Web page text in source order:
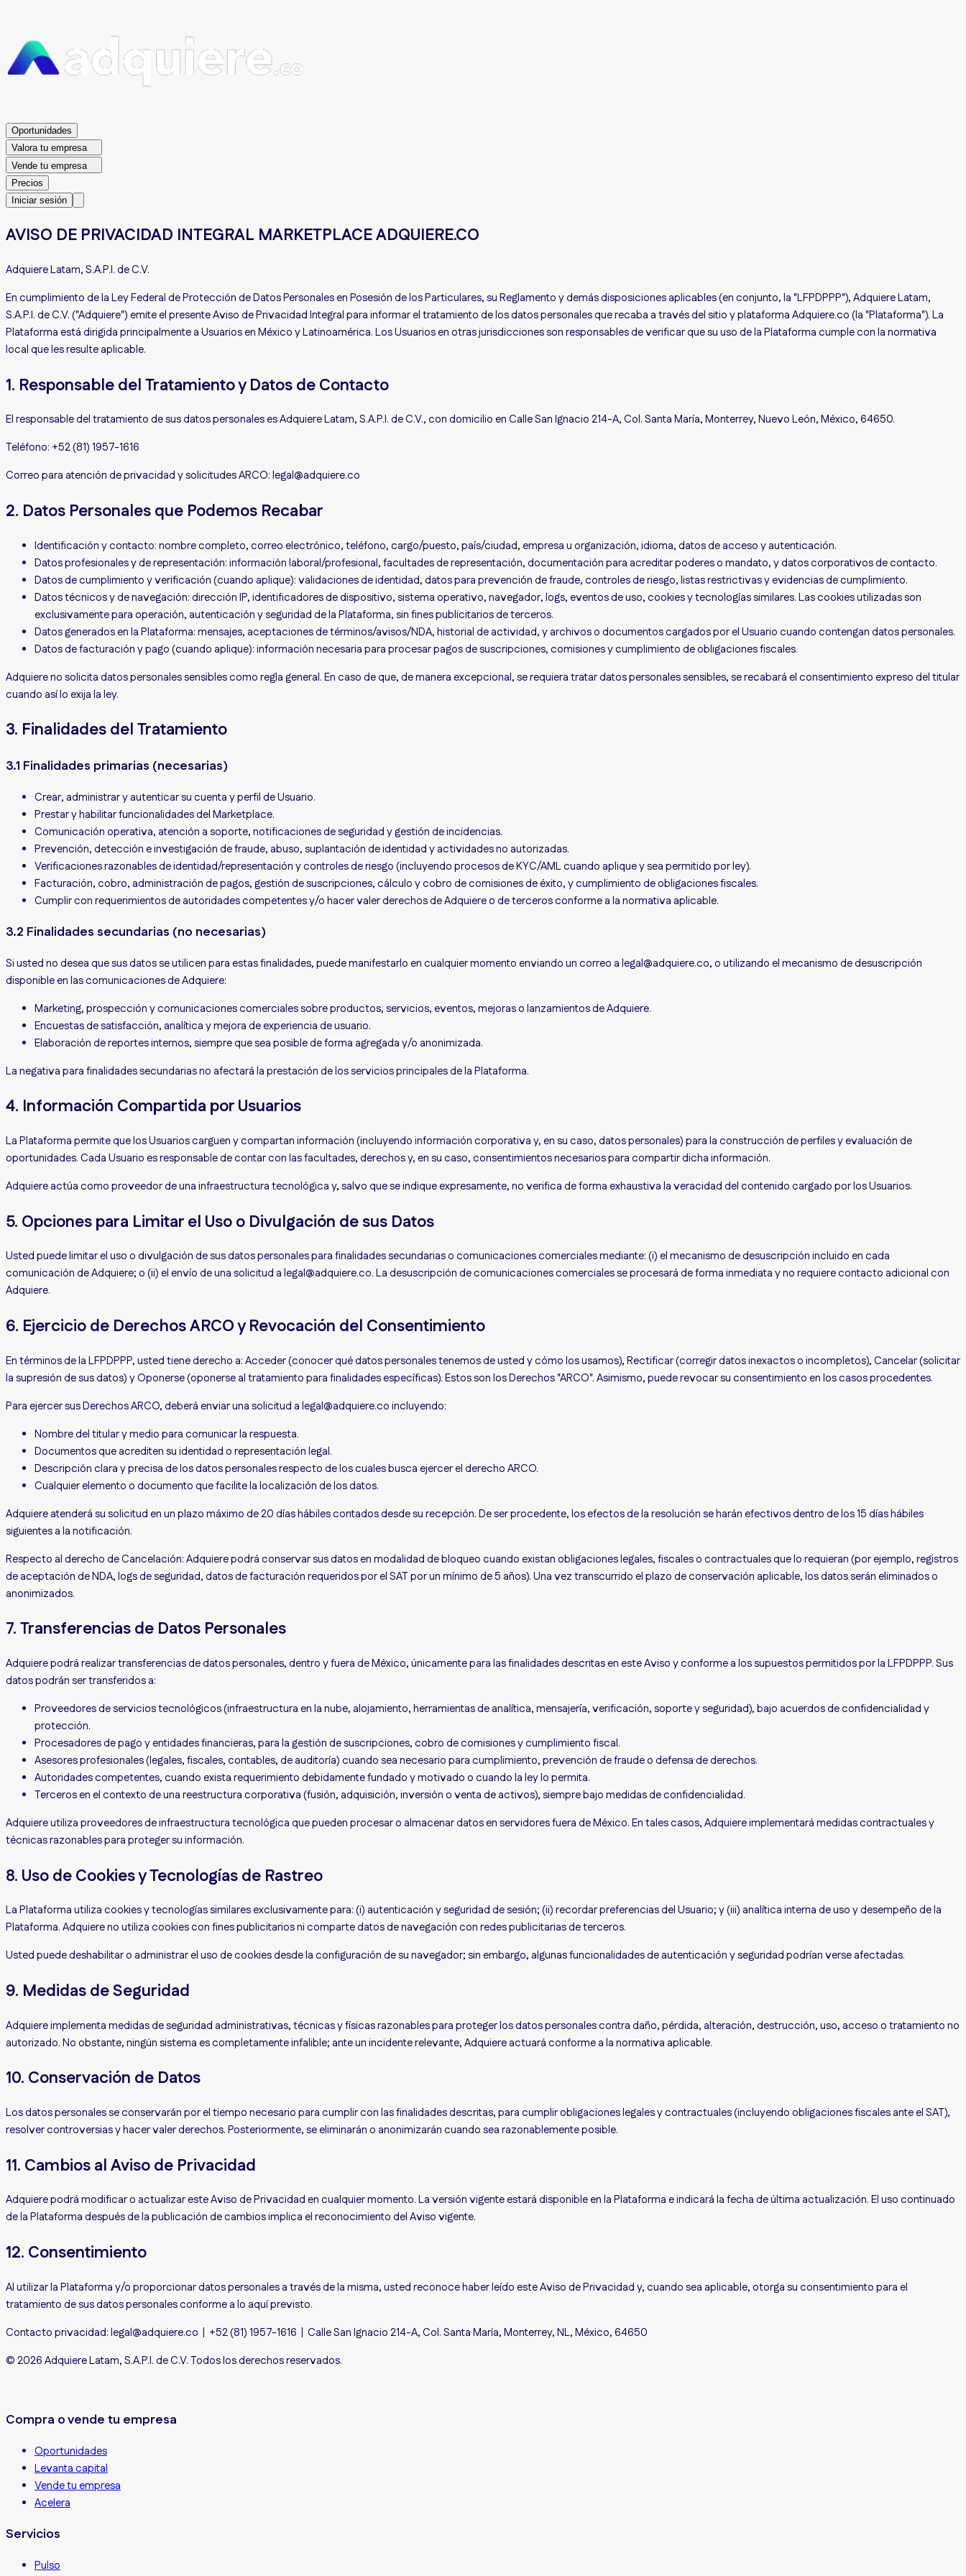
Oportunidades
Valora tu empresa
Vende tu empresa
Precios
Iniciar sesión
AVISO DE PRIVACIDAD INTEGRAL MARKETPLACE ADQUIERE.CO
Adquiere Latam, S.A.P.I. de C.V.
En cumplimiento de la Ley Federal de Protección de Datos Personales en Posesión de los Particulares, su Reglamento y demás disposiciones aplicables (en conjunto, la "LFPDPPP"), Adquiere Latam,
S.A.P.I. de C.V. ("Adquiere") emite el presente Aviso de Privacidad Integral para informar el tratamiento de los datos personales que recaba a través del sitio y plataforma Adquiere.co (la "Plataforma"). La
Plataforma está dirigida principalmente a Usuarios en México y Latinoamérica. Los Usuarios en otras jurisdicciones son responsables de verificar que su uso de la Plataforma cumple con la normativa
local que les resulte aplicable.
1. Responsable del Tratamiento y Datos de Contacto
El responsable del tratamiento de sus datos personales es Adquiere Latam, S.A.P.I. de C.V., con domicilio en Calle San Ignacio 214-A, Col. Santa María, Monterrey, Nuevo León, México, 64650.
Teléfono: +52 (81) 1957-1616
Correo para atención de privacidad y solicitudes ARCO: legal@adquiere.co
2. Datos Personales que Podemos Recabar
Identificación y contacto:nombre completo, correo electrónico, teléfono, cargo/puesto, país/ciudad, empresa u organización, idioma, datos de acceso y autenticación.
Datos profesionales y de representación:información laboral/profesional, facultades de representación, documentación para acreditar poderes o mandato, y datos corporativos de contacto.
Datos de cumplimiento y verificación (cuando aplique):validaciones de identidad, datos para prevención de fraude, controles de riesgo, listas restrictivas y evidencias de cumplimiento.
Datos técnicos y de navegación:dirección IP, identificadores de dispositivo, sistema operativo, navegador, logs, eventos de uso, cookies y tecnologías similares. Las cookies utilizadas son
exclusivamente para operación, autenticación y seguridad de la Plataforma, sin fines publicitarios de terceros.
Datos generados en la Plataforma:mensajes, aceptaciones de términos/avisos/NDA, historial de actividad, y archivos o documentos cargados por el Usuario cuando contengan datos personales.
Datos de facturación y pago (cuando aplique):información necesaria para procesar pagos de suscripciones, comisiones y cumplimiento de obligaciones fiscales.
Adquiere no solicita datos personales sensibles como regla general. En caso de que, de manera excepcional, se requiera tratar datos personales sensibles, se recabará el consentimiento expreso del titular
cuando así lo exija la ley.
3. Finalidades del Tratamiento
3.1 Finalidades primarias (necesarias)
Crear, administrar y autenticar su cuenta y perfil de Usuario.
Prestar y habilitar funcionalidades del Marketplace.
Comunicación operativa, atención a soporte, notificaciones de seguridad y gestión de incidencias.
Prevención, detección e investigación de fraude, abuso, suplantación de identidad y actividades no autorizadas.
Verificaciones razonables de identidad/representación y controles de riesgo (incluyendo procesos de KYC/AML cuando aplique y sea permitido por ley).
Facturación, cobro, administración de pagos, gestión de suscripciones, cálculo y cobro de comisiones de éxito, y cumplimiento de obligaciones fiscales.
Cumplir con requerimientos de autoridades competentes y/o hacer valer derechos de Adquiere o de terceros conforme a la normativa aplicable.
3.2 Finalidades secundarias (no necesarias)
Si usted no desea que sus datos se utilicen para estas finalidades, puede manifestarlo en cualquier momento enviando un correo a legal@adquiere.co, o utilizando el mecanismo de desuscripción
disponible en las comunicaciones de Adquiere:
Marketing, prospección y comunicaciones comerciales sobre productos, servicios, eventos, mejoras o lanzamientos de Adquiere.
Encuestas de satisfacción, analítica y mejora de experiencia de usuario.
Elaboración de reportes internos, siempre que sea posible de forma agregada y/o anonimizada.
La negativa para finalidades secundarias no afectará la prestación de los servicios principales de la Plataforma.
4. Información Compartida por Usuarios
La Plataforma permite que los Usuarios carguen y compartan información (incluyendo información corporativa y, en su caso, datos personales) para la construcción de perfiles y evaluación de
oportunidades. Cada Usuario es responsable de contar con las facultades, derechos y, en su caso, consentimientos necesarios para compartir dicha información.
Adquiere actúa como proveedor de una infraestructura tecnológica y, salvo que se indique expresamente, no verifica de forma exhaustiva la veracidad del contenido cargado por los Usuarios.
5. Opciones para Limitar el Uso o Divulgación de sus Datos
Usted puede limitar el uso o divulgación de sus datos personales para finalidades secundarias o comunicaciones comerciales mediante: (i) el mecanismo de desuscripción incluido en cada
comunicación de Adquiere; o (ii) el envío de una solicitud a legal@adquiere.co. La desuscripción de comunicaciones comerciales se procesará de forma inmediata y no requiere contacto adicional con
Adquiere.
6. Ejercicio de Derechos ARCO y Revocación del Consentimiento
En términos de la LFPDPPP, usted tiene derecho a: Acceder (conocer qué datos personales tenemos de usted y cómo los usamos), Rectificar (corregir datos inexactos o incompletos), Cancelar (solicitar
la supresión de sus datos) y Oponerse (oponerse al tratamiento para finalidades específicas). Estos son los Derechos "ARCO". Asimismo, puede revocar su consentimiento en los casos procedentes.
Para ejercer sus Derechos ARCO, deberá enviar una solicitud a legal@adquiere.co incluyendo:
Nombre del titular y medio para comunicar la respuesta.
Documentos que acrediten su identidad o representación legal.
Descripción clara y precisa de los datos personales respecto de los cuales busca ejercer el derecho ARCO.
Cualquier elemento o documento que facilite la localización de los datos.
Adquiere atenderá su solicitud en un plazo máximo de 20 días hábiles contados desde su recepción. De ser procedente, los efectos de la resolución se harán efectivos dentro de los 15 días hábiles
siguientes a la notificación.
Respecto al derecho de Cancelación: Adquiere podrá conservar sus datos en modalidad de bloqueo cuando existan obligaciones legales, fiscales o contractuales que lo requieran (por ejemplo, registros
de aceptación de NDA, logs de seguridad, datos de facturación requeridos por el SAT por un mínimo de 5 años). Una vez transcurrido el plazo de conservación aplicable, los datos serán eliminados o
anonimizados.
7. Transferencias de Datos Personales
Adquiere podrá realizar transferencias de datos personales, dentro y fuera de México, únicamente para las finalidades descritas en este Aviso y conforme a los supuestos permitidos por la LFPDPPP. Sus
datos podrán ser transferidos a:
Proveedores de servicios tecnológicos (infraestructura en la nube, alojamiento, herramientas de analítica, mensajería, verificación, soporte y seguridad), bajo acuerdos de confidencialidad y
protección.
Procesadores de pago y entidades financieras, para la gestión de suscripciones, cobro de comisiones y cumplimiento fiscal.
Asesores profesionales (legales, fiscales, contables, de auditoría) cuando sea necesario para cumplimiento, prevención de fraude o defensa de derechos.
Autoridades competentes, cuando exista requerimiento debidamente fundado y motivado o cuando la ley lo permita.
Terceros en el contexto de una reestructura corporativa (fusión, adquisición, inversión o venta de activos), siempre bajo medidas de confidencialidad.
Adquiere utiliza proveedores de infraestructura tecnológica que pueden procesar o almacenar datos en servidores fuera de México. En tales casos, Adquiere implementará medidas contractuales y
técnicas razonables para proteger su información.
8. Uso de Cookies y Tecnologías de Rastreo
La Plataforma utiliza cookies y tecnologías similares exclusivamente para: (i) autenticación y seguridad de sesión; (ii) recordar preferencias del Usuario; y (iii) analítica interna de uso y desempeño de la
Plataforma. Adquiere no utiliza cookies con fines publicitarios ni comparte datos de navegación con redes publicitarias de terceros.
Usted puede deshabilitar o administrar el uso de cookies desde la configuración de su navegador; sin embargo, algunas funcionalidades de autenticación y seguridad podrían verse afectadas.
9. Medidas de Seguridad
Adquiere implementa medidas de seguridad administrativas, técnicas y físicas razonables para proteger los datos personales contra daño, pérdida, alteración, destrucción, uso, acceso o tratamiento no
autorizado. No obstante, ningún sistema es completamente infalible; ante un incidente relevante, Adquiere actuará conforme a la normativa aplicable.
10. Conservación de Datos
Los datos personales se conservarán por el tiempo necesario para cumplir con las finalidades descritas, para cumplir obligaciones legales y contractuales (incluyendo obligaciones fiscales ante el SAT),
resolver controversias y hacer valer derechos. Posteriormente, se eliminarán o anonimizarán cuando sea razonablemente posible.
11. Cambios al Aviso de Privacidad
Adquiere podrá modificar o actualizar este Aviso de Privacidad en cualquier momento. La versión vigente estará disponible en la Plataforma e indicará la fecha de última actualización. El uso continuado
de la Plataforma después de la publicación de cambios implica el reconocimiento del Aviso vigente.
12. Consentimiento
Al utilizar la Plataforma y/o proporcionar datos personales a través de la misma, usted reconoce haber leído este Aviso de Privacidad y, cuando sea aplicable, otorga su consentimiento para el
tratamiento de sus datos personales conforme a lo aquí previsto.
Contacto privacidad: legal@adquiere.co | +52 (81) 1957-1616 | Calle San Ignacio 214-A, Col. Santa María, Monterrey, NL, México, 64650
© 2026 Adquiere Latam, S.A.P.I. de C.V. Todos los derechos reservados.
Compra o vende tu empresa
Oportunidades
Levanta capital
Vende tu empresa
Acelera
Servicios
Pulso